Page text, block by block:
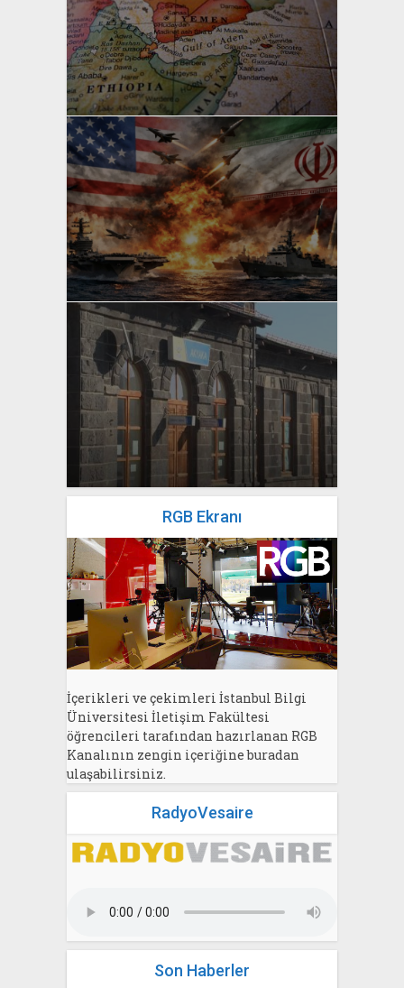
yazan
Bahri Ak
yazan
Bahri Ak
yazan
Bahri Ak
RGB Ekranı
İçerikleri ve çekimleri İstanbul Bilgi
Üniversitesi İletişim Fakültesi
öğrencileri tarafından hazırlanan RGB
Kanalının zengin içeriğine buradan
ulaşabilirsiniz.
RadyoVesaire
Son Haberler